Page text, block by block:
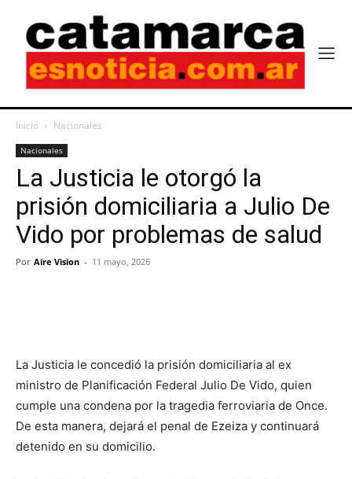
Inicio Nacionales
Nacionales
La Justicia le otorgó la
prisión domiciliaria a Julio De
Vido por problemas de salud
Por Aire Vision - 11 mayo, 2026
La Justicia le concedió la prisión domiciliaria al ex
ministro de Planificación Federal Julio De Vido, quien
cumple una condena por la tragedia ferroviaria de Once.
De esta manera, dejará el penal de Ezeiza y continuará
detenido en su domicilio.